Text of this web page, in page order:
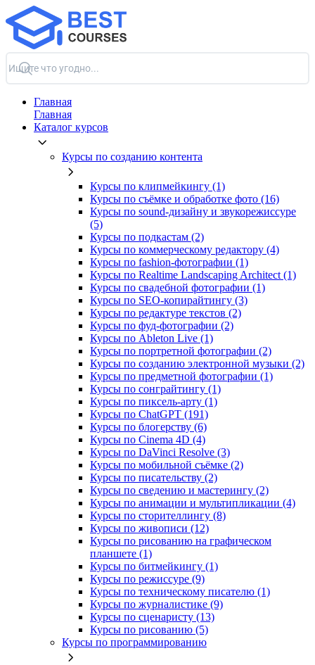
Главная
Главная
Каталог курсов
Курсы по созданию контента
Курсы по клипмейкингу (1)
Курсы по съёмке и обработке фото (16)
Курсы по sound-дизайну и звукорежиссуре
(5)
Курсы по подкастам (2)
Курсы по коммерческому редактору (4)
Курсы по fashion-фотографии (1)
Курсы по Realtime Landscaping Architect (1)
Курсы по свадебной фотографии (1)
Курсы по SEO-копирайтингу (3)
Курсы по редактуре текстов (2)
Курсы по фуд-фотографии (2)
Курсы по Ableton Live (1)
Курсы по портретной фотографии (2)
Курсы по созданию электронной музыки (2)
Курсы по предметной фотографии (1)
Курсы по сонграйтингу (1)
Курсы по пиксель-арту (1)
Курсы по ChatGPT (191)
Курсы по блогерству (6)
Курсы по Cinema 4D (4)
Курсы по DaVinci Resolve (3)
Курсы по мобильной съёмке (2)
Курсы по писательству (2)
Курсы по сведению и мастерингу (2)
Курсы по анимации и мультипликации (4)
Курсы по сторителлингу (8)
Курсы по живописи (12)
Курсы по рисованию на графическом
планшете (1)
Курсы по битмейкингу (1)
Курсы по режиссуре (9)
Курсы по техническому писателю (1)
Курсы по журналистике (9)
Курсы по сценаристу (13)
Курсы по рисованию (5)
Курсы по программированию